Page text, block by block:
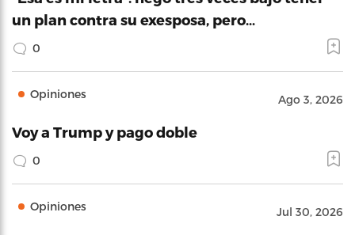
un plan contra su exesposa, pero…
0
Opiniones Ago 3, 2026
Voy a Trump y pago doble
0
Opiniones Jul 30, 2026